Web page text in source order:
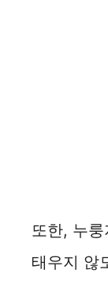
또한, 누
태우지 않